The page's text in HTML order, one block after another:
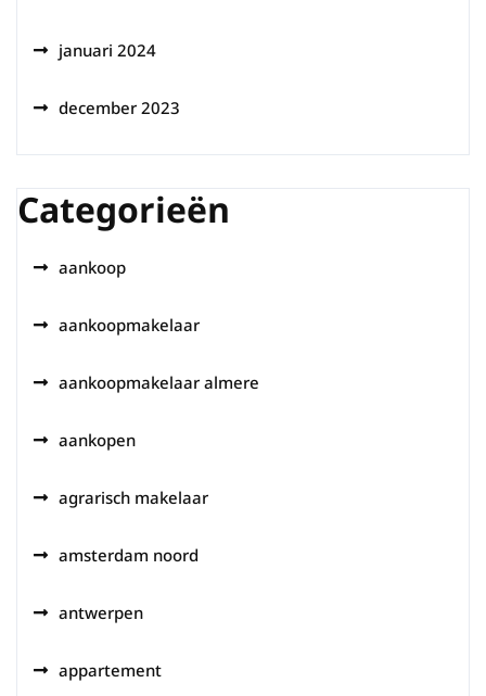
januari 2024
december 2023
Categorieën
aankoop
aankoopmakelaar
aankoopmakelaar almere
aankopen
agrarisch makelaar
amsterdam noord
antwerpen
appartement